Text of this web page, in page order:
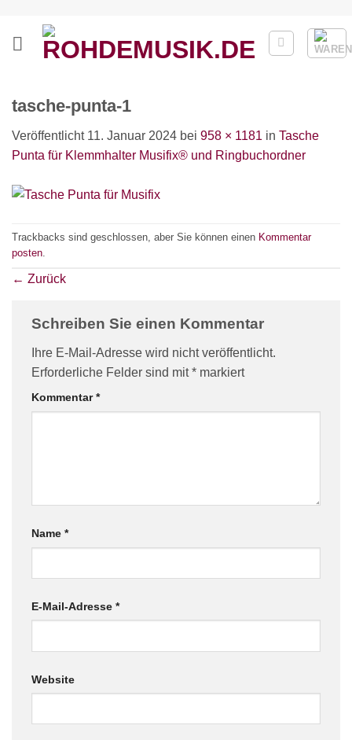
springen
tasche-punta-1
Veröffentlicht 11. Januar 2024 bei 958 × 1181 in Tasche
Punta für Klemmhalter Musifix® und Ringbuchordner
Trackbacks sind geschlossen, aber Sie können einen Kommentar
posten
← Zurück
Schreiben Sie einen Kommentar
Ihre E-Mail-Adresse wird nicht veröffentlicht.
Erforderliche Felder sind mit* markiert
Kommentar*
Name *
E-Mail-Adresse *
Website